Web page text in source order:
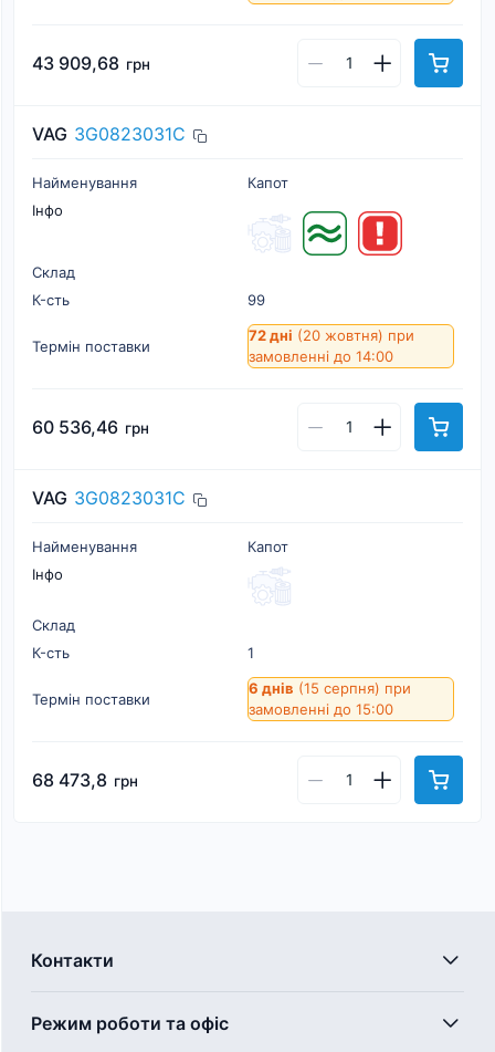
43 909,68 грн
VAG 3G0823031C
Найменування
Капот
Інфо
Склад
К-cть
99
Термін поставки
72 дні (20 жовтня) при
замовленні до 14:00
60 536,46 грн
VAG 3G0823031C
Найменування
Капот
Інфо
Склад
К-cть
1
Термін поставки
6 днів (15 серпня) при
замовленні до 15:00
68 473,8 грн
Контакти
Режим роботи та офіс